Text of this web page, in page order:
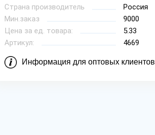
Страна производитель
Россия
Мин.заказ
9000
Цена за ед. товара:
5.33
Артикул:
4669
Информация для оптовых клиентов